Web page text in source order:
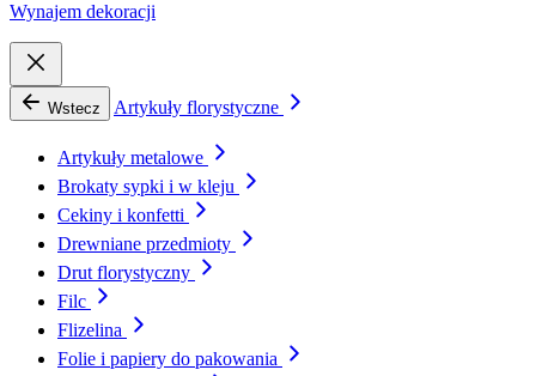
Wynajem dekoracji
Wstecz Artykuły florystyczne
Artykuły metalowe
Brokaty sypki i w kleju
Cekiny i konfetti
Drewniane przedmioty
Drut florystyczny
Filc
Flizelina
Folie i papiery do pakowania